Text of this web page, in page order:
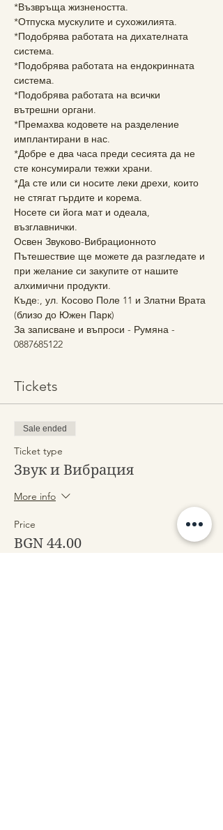
*Възвръща жизнеността.
*Отпуска мускулите и сухожилията.
*Подобрява работата на дихателната
система.
*Подобрява работата на ендокринната
система.
*Подобрява работата на всички
вътрешни органи.
*Премахва кодовете на разделение
имплантирани в нас.
*Добре е два часа преди сесията да не
сте консумирали тежки храни.
*Да сте или си носите леки дрехи, които
не стягат гърдите и корема.
Носете си йога мат и одеала,
възглавнички.
Освен Звуково-Вибрационното
Пътешествие ще можете да разгледате и
при желание си закупите от нашите
алхимични продукти.
Къде:, ул. Косово Поле 11 и Златни Врата
(близо до Южен Парк)
За записване и въпроси - Румяна -
0887685122
Tickets
Sale ended
Ticket type
Звук и Вибрация
More info
Price
BGN 44.00